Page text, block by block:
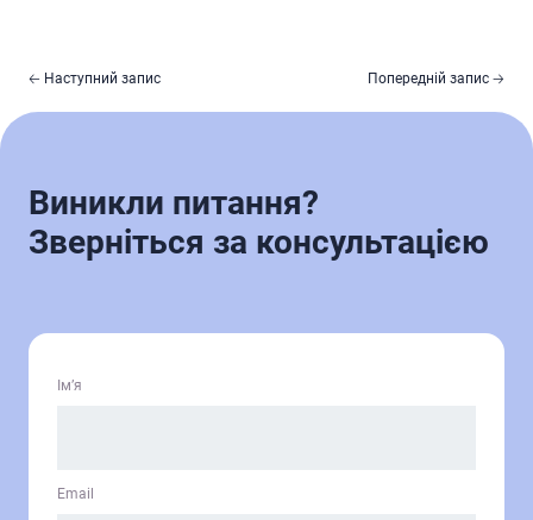
🡠 Наступний запис Попередній запис 🡢
Виникли питання?
Зверніться за консультацією
Ім’я
Email